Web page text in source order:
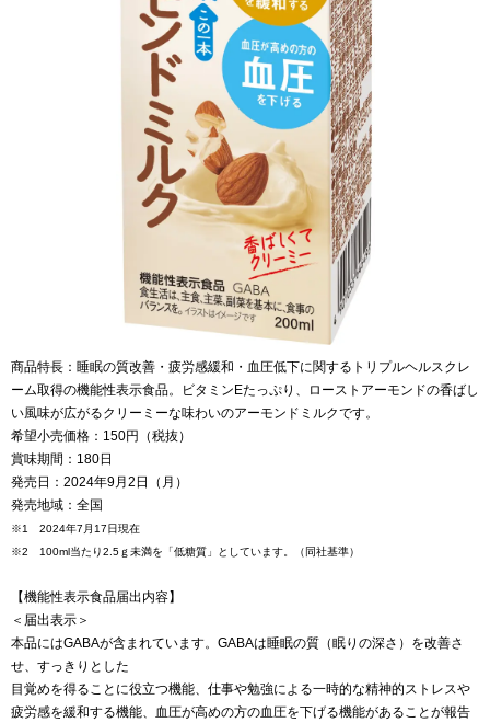
商品特長：睡眠の質改善・疲労感緩和・血圧低下に関するトリプルヘルスクレ
ーム取得の機能性表示食品。ビタミンEたっぷり、ローストアーモンドの香ばし
い風味が広がるクリーミーな味わいのアーモンドミルクです。
希望小売価格：150円（税抜）
賞味期間：180日
発売日：2024年9月2日（月）
発売地域：全国
※1 2024年7月17日現在
※2 100ml当たり2.5ｇ未満を「低糖質」としています。（同社基準）
【機能性表示食品届出内容】
＜届出表示＞
本品にはGABAが含まれています。GABAは睡眠の質（眠りの深さ）を改善さ
せ、すっきりとした
目覚めを得ることに役立つ機能、仕事や勉強による一時的な精神的ストレスや
疲労感を緩和する機能、血圧が高めの方の血圧を下げる機能があることが報告